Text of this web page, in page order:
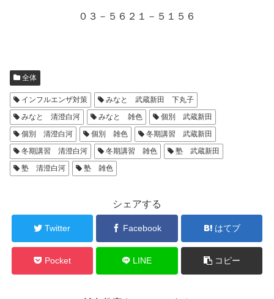
０３－５６２１－５１５６
全体
インフルエンザ対策
みなと 武蔵新田 下丸子
みなと 清澄白河
みなと 雑色
個別 武蔵新田
個別 清澄白河
個別 雑色
冬期講習 武蔵新田
冬期講習 清澄白河
冬期講習 雑色
塾 武蔵新田
塾 清澄白河
塾 雑色
シェアする
Twitter Facebook はてブ
Pocket LINE コピー